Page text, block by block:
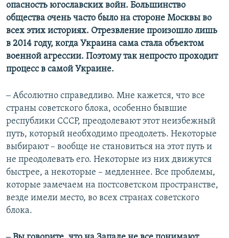
опасность югославских войн. Большинство
общества очень часто было на стороне Москвы во
всех этих историях. Отрезвление произошло лишь
в 2014 году, когда Украина сама стала объектом
военной агрессии. Поэтому так непросто проходит
процесс в самой Украине.
‒ Абсолютно справедливо. Мне кажется, что все
страны советского блока, особенно бывшие
республики СССР, преодолевают этот неизбежный
путь, который необходимо преодолеть. Некоторые
выбирают – вообще не становиться на этот путь и
не преодолевать его. Некоторые из них движутся
быстрее, а некоторые – медленнее. Все проблемы,
которые замечаем на постсоветском пространстве,
везде имели место, во всех странах советского
блока.